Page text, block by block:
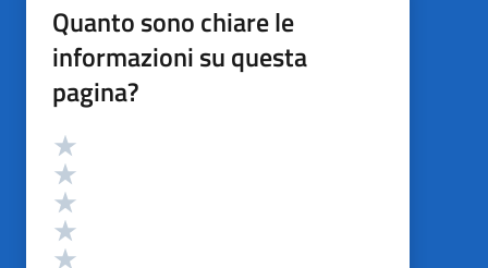
Quanto sono chiare le
informazioni su questa
pagina?
Valutazione